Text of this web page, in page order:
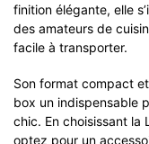
finition élégante, elle
des amateurs de
facile à transporter.
Son format compact
box un indispensable
chic. En choisissant la
optez pour un